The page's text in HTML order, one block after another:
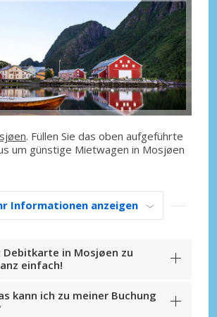
. Füllen Sie das oben aufgeführte
um günstige Mietwagen in Mosjøen
Informationen anzeigen
Debitkarte in Mosjøen zu
einfach!
kann ich zu meiner Buchung